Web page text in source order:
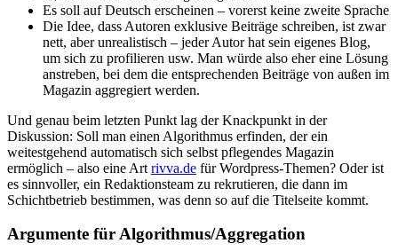
Es soll auf Deutsch erscheinen – vorerst keine zweite Sprache
Die Idee, dass Autoren exklusive Beiträge schreiben, ist zwar
nett, aber unrealistisch – jeder Autor hat sein eigenes Blog,
um sich zu profilieren usw. Man würde also eher eine Lösung
anstreben, bei dem die entsprechenden Beiträge von außen im
Magazin aggregiert werden.
Und genau beim letzten Punkt lag der Knackpunkt in der
Diskussion: Soll man einen Algorithmus erfinden, der ein
weitestgehend automatisch sich selbst pflegendes Magazin
ermöglich – also eine Art rivva.de für Wordpress-Themen? Oder ist
es sinnvoller, ein Redaktionsteam zu rekrutieren, die dann im
Schichtbetrieb bestimmen, was denn so auf die Titelseite kommt.
Argumente für Algorithmus/Aggregation